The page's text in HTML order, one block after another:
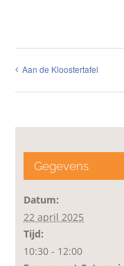
Aan de Kloostertafel
Gegevens
Datum:
22 april 2025
Tijd:
10:30 - 12:00